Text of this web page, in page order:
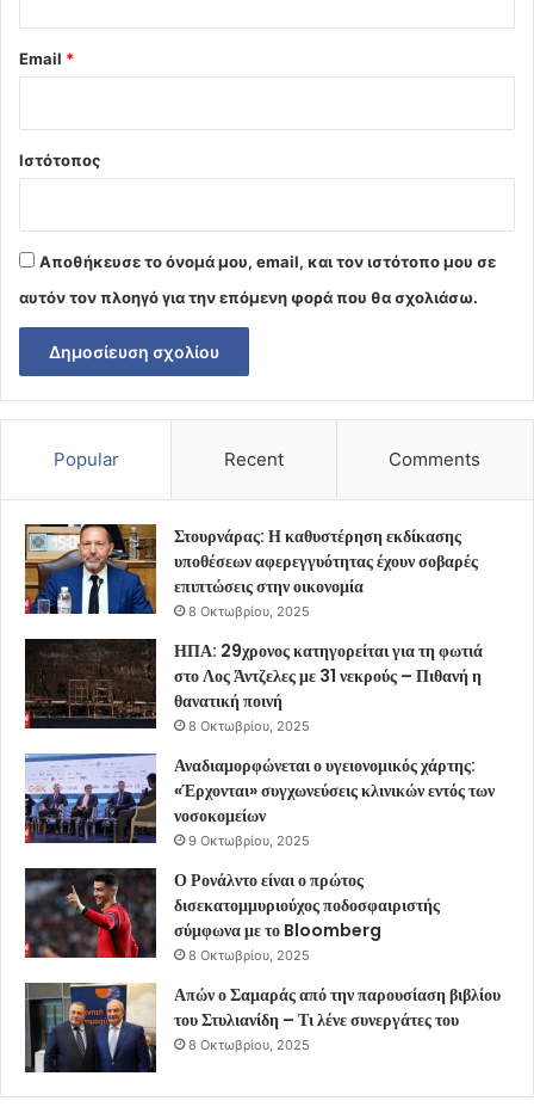
Email *
Ιστότοπος
Αποθήκευσε το όνομά μου, email, και τον ιστότοπο μου σε
αυτόν τον πλοηγό για την επόμενη φορά που θα σχολιάσω.
Popular Recent Comments
Στουρνάρας: Η καθυστέρηση εκδίκασης
υποθέσεων αφερεγγυότητας έχουν σοβαρές
επιπτώσεις στην οικονομία
8 Οκτωβρίου, 2025
ΗΠΑ: 29χρονος κατηγορείται για τη φωτιά
στο Λος Άντζελες με 31 νεκρούς – Πιθανή η
θανατική ποινή
8 Οκτωβρίου, 2025
Αναδιαμορφώνεται ο υγειονομικός χάρτης:
«Έρχονται» συγχωνεύσεις κλινικών εντός των
νοσοκομείων
9 Οκτωβρίου, 2025
Ο Ρονάλντο είναι ο πρώτος
δισεκατομμυριούχος ποδοσφαιριστής
σύμφωνα με το Bloomberg
8 Οκτωβρίου, 2025
Απών ο Σαμαράς από την παρουσίαση βιβλίου
του Στυλιανίδη – Τι λένε συνεργάτες του
8 Οκτωβρίου, 2025